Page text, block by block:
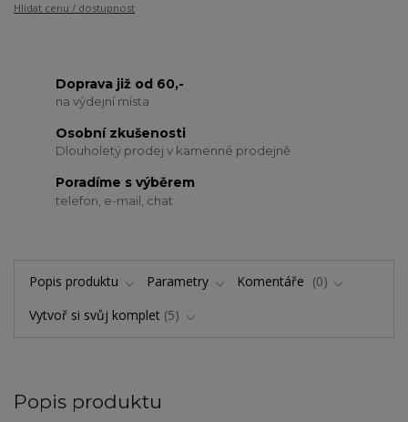
Hlídat cenu / dostupnost
Doprava již od 60,-
na výdejní místa
Osobní zkušenosti
Dlouholetý prodej v kamenné prodejně
Poradíme s výběrem
telefon, e-mail, chat
Popis produktu Parametry Komentáře
0
Vytvoř si svůj komplet 5
Popis produktu